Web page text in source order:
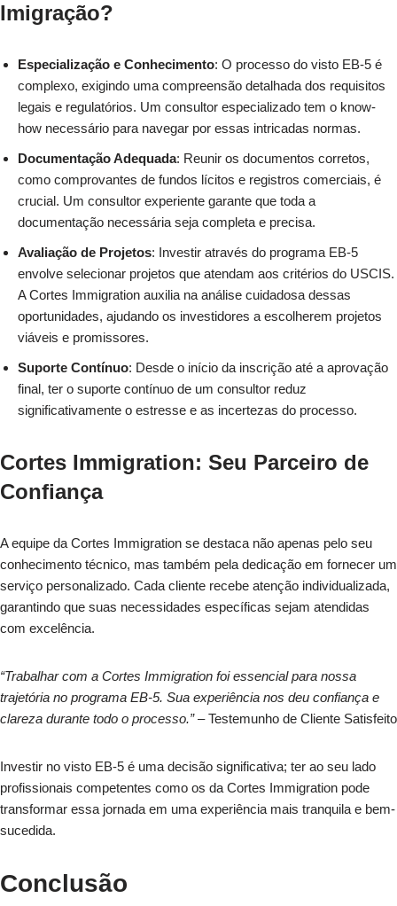
Imigração?
Especialização e Conhecimento: O processo do visto EB-5 é
complexo, exigindo uma compreensão detalhada dos requisitos
legais e regulatórios. Um consultor especializado tem o know-
how necessário para navegar por essas intricadas normas.
Documentação Adequada: Reunir os documentos corretos,
como comprovantes de fundos lícitos e registros comerciais, é
crucial. Um consultor experiente garante que toda a
documentação necessária seja completa e precisa.
Avaliação de Projetos: Investir através do programa EB-5
envolve selecionar projetos que atendam aos critérios do USCIS.
A Cortes Immigration auxilia na análise cuidadosa dessas
oportunidades, ajudando os investidores a escolherem projetos
viáveis e promissores.
Suporte Contínuo: Desde o início da inscrição até a aprovação
final, ter o suporte contínuo de um consultor reduz
significativamente o estresse e as incertezas do processo.
Cortes Immigration: Seu Parceiro de
Confiança
A equipe da Cortes Immigration se destaca não apenas pelo seu
conhecimento técnico, mas também pela dedicação em fornecer um
serviço personalizado. Cada cliente recebe atenção individualizada,
garantindo que suas necessidades específicas sejam atendidas
com excelência.
“Trabalhar com a Cortes Immigration foi essencial para nossa
trajetória no programa EB-5. Sua experiência nos deu confiança e
clareza durante todo o processo.”– Testemunho de Cliente Satisfeito
Investir no visto EB-5 é uma decisão significativa; ter ao seu lado
profissionais competentes como os da Cortes Immigration pode
transformar essa jornada em uma experiência mais tranquila e bem-
sucedida.
Conclusão